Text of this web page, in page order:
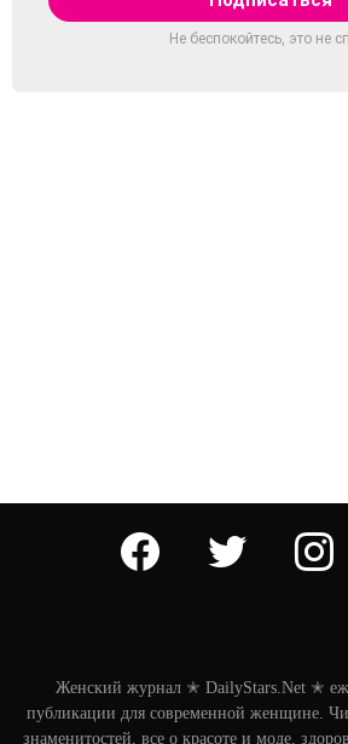
Не беспокойтесь, это не
facebook twitter
Женский журнал ✭ DailyStars.Net ✭
публикации для современной женщине.
знаменитостей, все о красоте и моде,